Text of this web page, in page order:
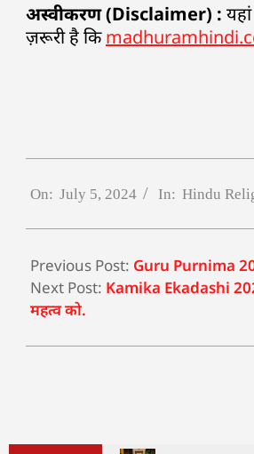
अस्वीकरण (Disclaimer) :
ज़रूरी है कि
On: July 5, 2024 In: Hindu
Previous Post: Guru Purnima
Next Post: Kamika Ekadashi
महत्व को.